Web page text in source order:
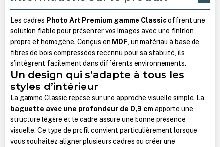
Les cadres Photo Art Premium gamme Classicoffrent une
solution fiable pour présenter vos images avec une finition
propre et homogène. Conçus en MDF, un matériau à base de
fibres de bois compressées reconnu pour sa stabilité, ils
s’intègrent facilement dans différents environnements.
Un design qui s’adapte à tous les
styles d’intérieur
La gamme Classic repose sur une approche visuelle simple. La
baguette avec une profondeur de 0,9 cm apporte une
structure légère et le cadre assure une bonne présence
visuelle. Ce type de profil convient particulièrement lorsque
vous souhaitez aligner plusieurs cadres ou créer une